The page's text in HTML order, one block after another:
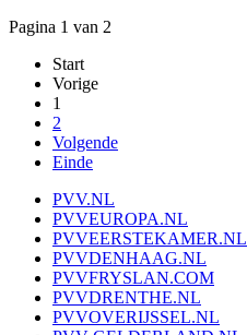
Pagina 1 van 2
Start
Vorige
1
2
Volgende
Einde
PVV.NL
PVVEUROPA.NL
PVVEERSTEKAMER.NL
PVVDENHAAG.NL
PVVFRYSLAN.COM
PVVDRENTHE.NL
PVVOVERIJSSEL.NL